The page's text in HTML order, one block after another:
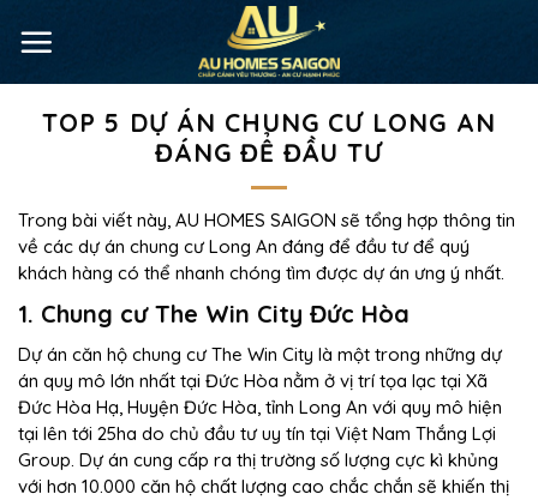
TOP 5 DỰ ÁN CHUNG CƯ LONG AN
ĐÁNG ĐỂ ĐẦU TƯ
Trong bài viết này, AU HOMES SAIGON sẽ tổng hợp thông tin
về các dự án chung cư Long An đáng để đầu tư để quý
khách hàng có thể nhanh chóng tìm được dự án ưng ý nhất.
1. Chung cư The Win City Đức Hòa
Dự án căn hộ chung cư The Win City là một trong những dự
án quy mô lớn nhất tại Đức Hòa nằm ở vị trí tọa lạc tại Xã
Đức Hòa Hạ, Huyện Đức Hòa, tỉnh Long An với quy mô hiện
tại lên tới 25ha do chủ đầu tư uy tín tại Việt Nam Thắng Lợi
Group. Dự án cung cấp ra thị trường số lượng cực kì khủng
với hơn 10.000 căn hộ chất lượng cao chắc chắn sẽ khiến thị